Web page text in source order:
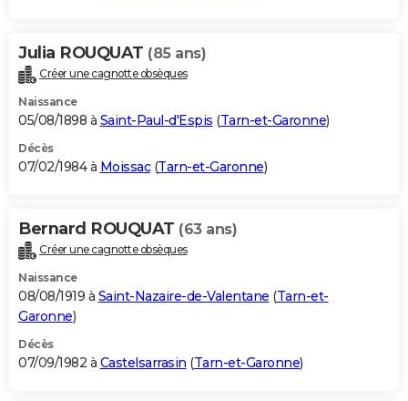
Julia ROUQUAT (85 ans)
Créer une cagnotte obsèques
Naissance
05/08/1898 à Saint-Paul-d'Espis (Tarn-et-Garonne)
Décès
07/02/1984 à Moissac(Tarn-et-Garonne)
Bernard ROUQUAT (63 ans)
Créer une cagnotte obsèques
Naissance
08/08/1919 à Saint-Nazaire-de-Valentane (Tarn-et-
Garonne)
Décès
07/09/1982 à Castelsarrasin (Tarn-et-Garonne)